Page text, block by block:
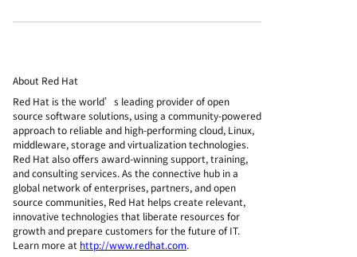
About Red Hat
Red Hat is the world’s leading provider of open
source software solutions, using a community-powered
approach to reliable and high-performing cloud, Linux,
middleware, storage and virtualization technologies.
Red Hat also offers award-winning support, training,
and consulting services. As the connective hub in a
global network of enterprises, partners, and open
source communities, Red Hat helps create relevant,
innovative technologies that liberate resources for
growth and prepare customers for the future of IT.
Learn more at http://www.redhat.com.